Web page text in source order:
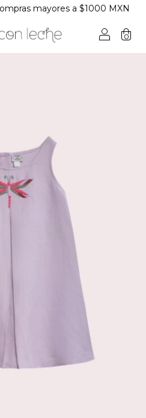
mayores a $1000 MXN
0